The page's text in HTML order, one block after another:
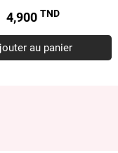
4,900 TND
au panier